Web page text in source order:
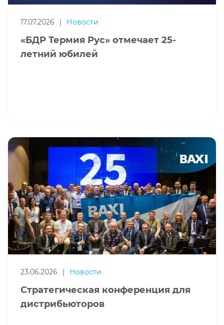
17.07.2026 | Новости
«БДР Термия Рус» отмечает 25-
летний юбилей
23.06.2026 | Новости
Стратегическая конференция для
дистрибьюторов